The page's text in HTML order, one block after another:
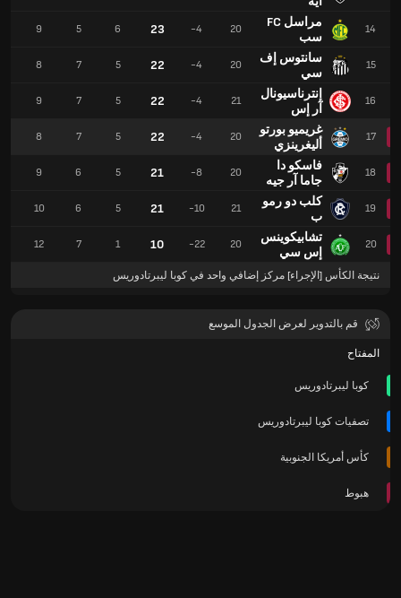
14
مراسل FC
سب
15
سانتوس إف
سي
16
إنترناسيونال
آر إس
17
غريميو بورتو
أليغرينزي
18
فاسكو دا
جاما آر جيه
19
كلب دو رمو
ب
20
تشابيكوينس
إس سي
20
-4
23
6
5
9
20
-4
22
5
7
8
21
-4
22
5
7
9
20
-4
22
5
7
8
20
-8
21
5
6
9
21
-10
21
5
6
10
20
-22
10
1
7
12
نتيجة الكأس [الإجراء] مركز إضافي واحد في كوبا ليبرتادوريس
قم بالتدوير لعرض الجدول الموسع
المفتاح
كوبا ليبرتادوريس
تصفيات كوبا ليبرتادوريس
كأس أمريكا الجنوبية
هبوط